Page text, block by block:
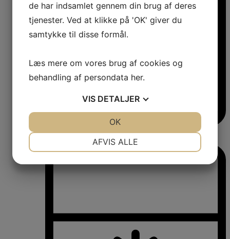
Vinkøleskabe
Vinkøleskabe
de har indsamlet gennem din brug af deres
tjenester. Ved at klikke på 'OK' giver du
samtykke til disse formål.
Læs mere om vores brug af cookies og
behandling af persondata her.
VIS DETALJER
AFVIS ALLE
OK